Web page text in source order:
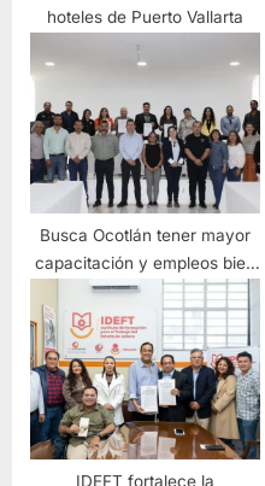
hoteles de Puerto Vallarta
Busca Ocotlán tener mayor
capacitación y empleos bien
remunerados
IDEFT fortalece la